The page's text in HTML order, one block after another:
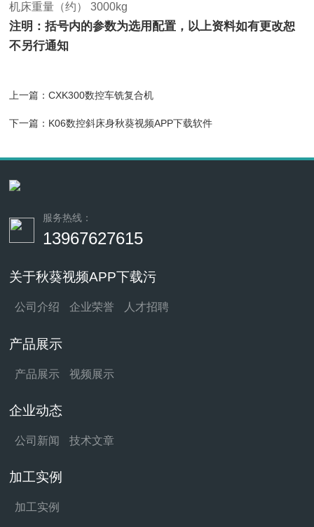
机床重量（约） 3000kg
注明：括号内的参数为选用配置，以上资料如有更改恕
不另行通知
上一篇：CXK300数控车铣复合机
下一篇： K06数控斜床身秋葵视频APP下载软件
服务热线：
13967627615
关于秋葵视频APP下载污
公司介绍 企业荣誉 人才招聘
产品展示
产品展示 视频展示
企业动态
公司新闻 技术文章
加工实例
加工实例